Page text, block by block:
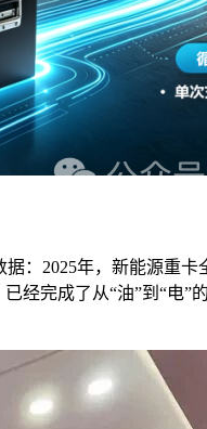
2025年，新能源重
完成了从“油”到“电”